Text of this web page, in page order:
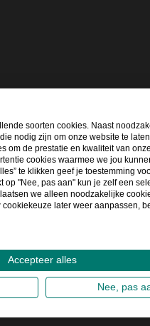
soorten cookies. Naast
nodig zijn om onze website te
om de prestatie en kwaliteit van
cookies waarmee we jou
te klikken geef je toestemming
op "Nee, pas aan" kun je zelf een
we alleen noodzakelijke
later weer aanpassen,
Accepteer alles
Nee, pas